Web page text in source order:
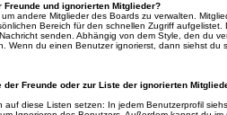
und ignorierten Mitglieder?
andere Mitglieder des Boards zu verwalten.
Bereich für den schnellen Zugriff
senden. Abhängig von dem Style, den du
Wenn du einen Benutzer ignorierst, dann siehst du
Freunde oder zur Liste der ignorierten
auf diese Listen setzen: In jedem Benutzerprofil